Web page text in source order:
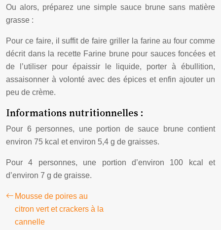
Ou alors, préparez une simple sauce brune sans matière
grasse :
Pour ce faire, il suffit de faire griller la farine au four comme
décrit dans la recette Farine brune pour sauces foncées et
de l’utiliser pour épaissir le liquide, porter à ébullition,
assaisonner à volonté avec des épices et enfin ajouter un
peu de crème.
Informations nutritionnelles :
Pour 6 personnes, une portion de sauce brune contient
environ 75 kcal et environ 5,4 g de graisses.
Pour 4 personnes, une portion d’environ 100 kcal et
d’environ 7 g de graisse.
Mousse de poires au
citron vert et crackers à la
cannelle